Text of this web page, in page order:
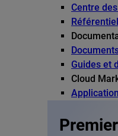
Centre
Guides et
Cloud